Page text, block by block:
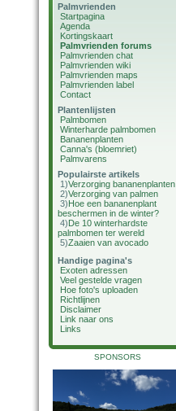
Palmvrienden
Startpagina
Agenda
Kortingskaart
Palmvrienden forums
Palmvrienden chat
Palmvrienden wiki
Palmvrienden maps
Palmvrienden label
Contact
Plantenlijsten
Palmbomen
Winterharde palmbomen
Bananenplanten
Canna's (bloemriet)
Palmvarens
Populairste artikels
1)Verzorging bananenplanten
2)Verzorging van palmen
3)Hoe een bananenplant
beschermen in de winter?
4)De 10 winterhardste
palmbomen ter wereld
5)Zaaien van avocado
Handige pagina's
Exoten adressen
Veel gestelde vragen
Hoe foto's uploaden
Richtlijnen
Disclaimer
Link naar ons
Links
SPONSORS